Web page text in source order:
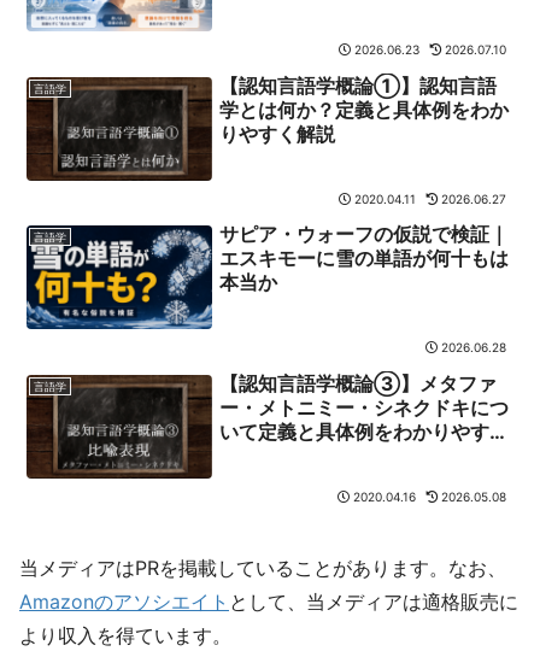
2026.06.23 2026.07.10
言語学
【認知言語学概論①】認知言語
学とは何か？定義と具体例をわか
りやすく解説
2020.04.11 2026.06.27
言語学
サピア・ウォーフの仮説で検証｜
エスキモーに雪の単語が何十もは
本当か
2026.06.28
言語学
【認知言語学概論③】メタファ
ー・メトニミー・シネクドキにつ
いて定義と具体例をわかりやすく
2020.04.16 2026.05.08
当メディアはPRを掲載していることがあります。なお、
Amazonのアソシエイト として、当メディアは適格販売に
より収入を得ています。